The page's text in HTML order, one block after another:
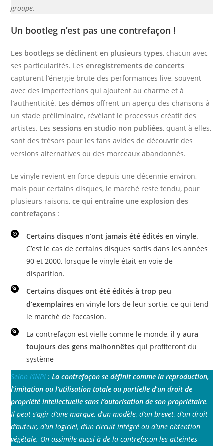
groupe.
Un bootleg n’est pas une contrefaçon !
Les bootlegs se déclinent en plusieurs types, chacun avec
ses particularités. Lesenregistrements de concerts
capturent l’énergie brute des performances live, souvent
avec des imperfections qui ajoutent au charme et à
l’authenticité. Lesdémos offrent un aperçu des chansons à
un stade préliminaire, révélant le processus créatif des
artistes. Les sessions en studio non publiées, quant à elles,
sont des trésors pour les fans avides de découvrir des
versions alternatives ou des morceaux abandonnés.
Le vinyle revient en force depuis une décennie environ,
mais pour certains disques, le marché reste tendu, pour
plusieurs raisons,ce qui entraîne une explosion des
contrefaçons :
Certains disques n’ont jamais été édités en vinyle.
C’est le cas de certains disques sortis dans les années
90 et 2000, lorsque le vinyle était en voie de
disparition.
Certains disques ont été édités à trop peu
d’exemplaires en vinyle lors de leur sortie, ce qui tend
le marché de l’occasion.
La contrefaçon est vielle comme le monde, il y aura
toujours des gens malhonnêtes qui profiteront du
système
Selon l’INPI :La contrefaçon se définit comme la reproduction,
l’imitation ou l’utilisation totale ou partielle d’un droit de
propriété intellectuelle sans l’autorisation de son propriétaire.
Il peut s’agir d’une marque, d’un modèle, d’un brevet, d’un droit
d’auteur, d’un logiciel, d’un circuit intégré ou d’une obtention
végétale. On assimile aussi à de la contrefaçon les atteintes